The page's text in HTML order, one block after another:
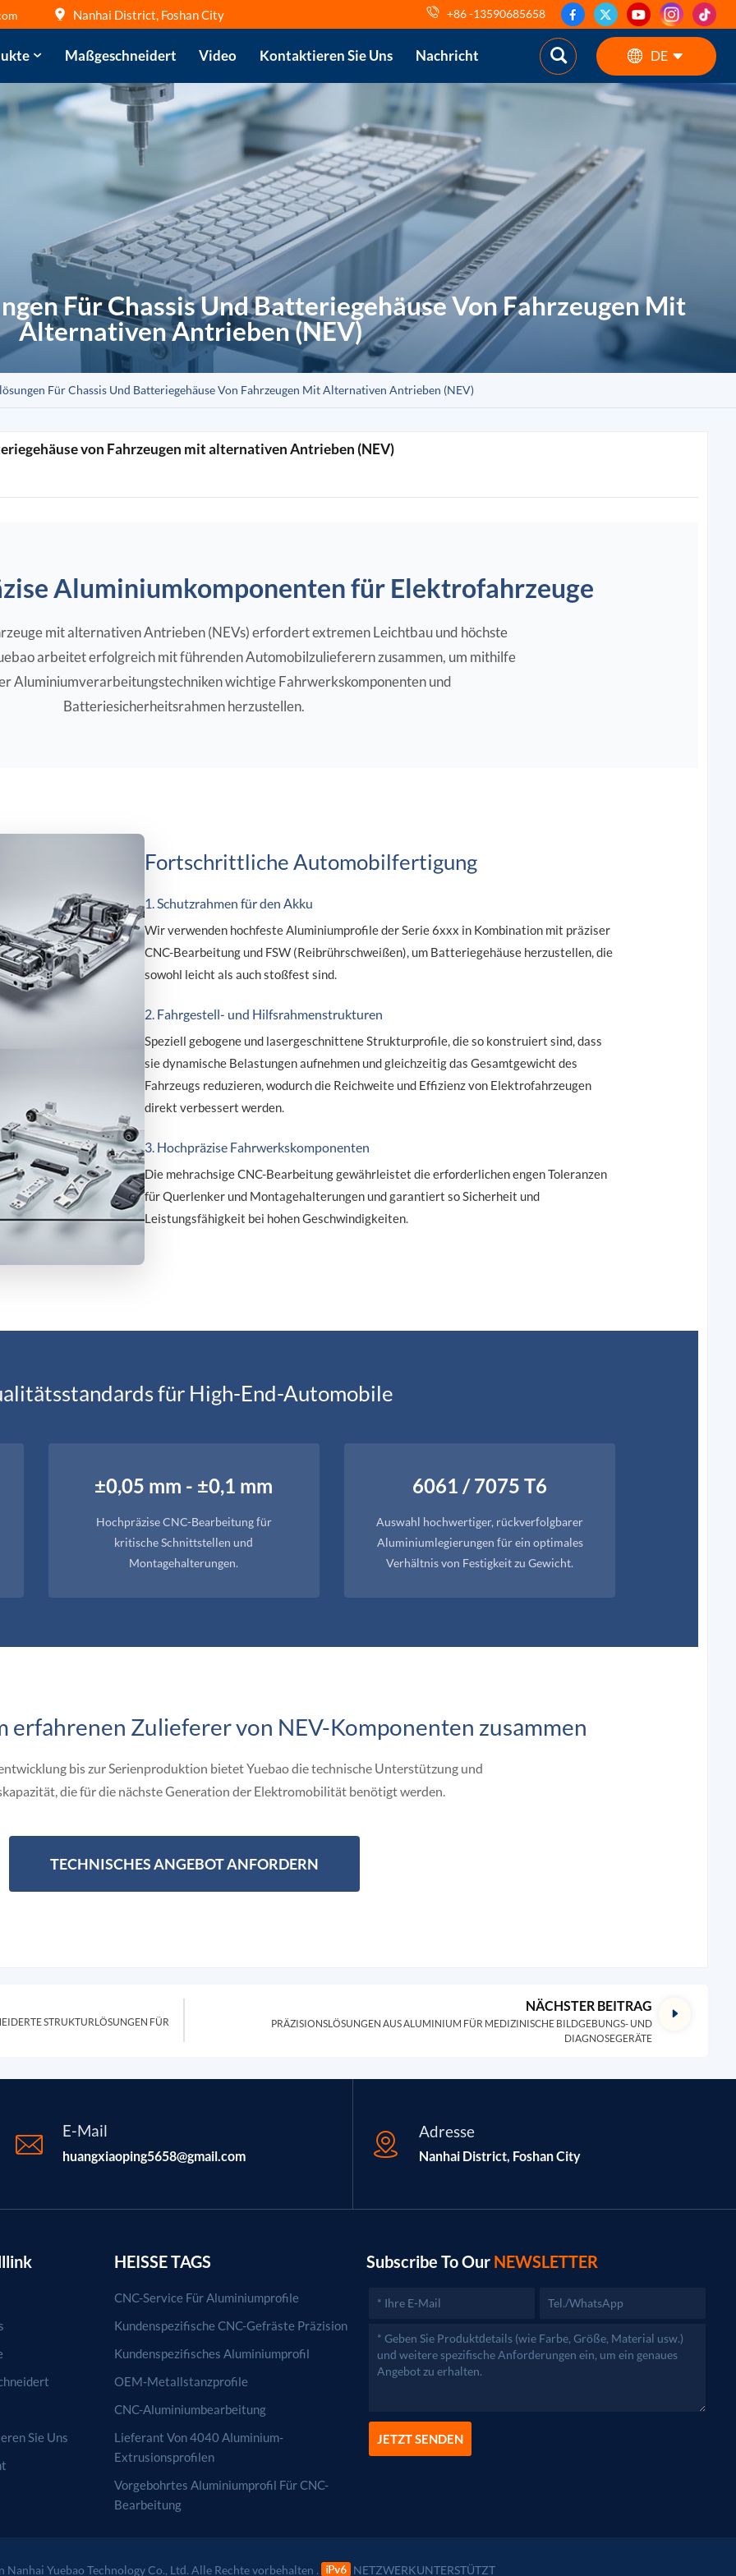
Nanhai District, Foshan City +86 -13590685658
Maßgeschneidert Video Kontaktieren Sie Uns Nachricht DE
English
pt
AR
Für Chassis Und Batteriegehäuse Von Fahrzeugen Mit
Alternativen Antrieben (NEV)
Für Chassis Und Batteriegehäuse Von Fahrzeugen Mit Alternativen Antrieben (NEV)
von Fahrzeugen mit alternativen Antrieben (NEV)
Aluminiumkomponenten für Elektrofahrzeuge
mit alternativen Antrieben (NEVs) erfordert extremen Leichtbau und höchste
arbeitet erfolgreich mit führenden Automobilzulieferern zusammen, um mithilfe
Aluminiumverarbeitungstechniken wichtige Fahrwerkskomponenten und
Batteriesicherheitsrahmen herzustellen.
Fortschrittliche Automobilfertigung
1. Schutzrahmen für den Akku
Wir verwenden hochfeste Aluminiumprofile der Serie 6xxx in Kombination mit präziser
CNC-Bearbeitung und FSW (Reibrührschweißen), um Batteriegehäuse herzustellen, die
sowohl leicht als auch stoßfest sind.
2. Fahrgestell- und Hilfsrahmenstrukturen
Speziell gebogene und lasergeschnittene Strukturprofile, die so konstruiert sind, dass
sie dynamische Belastungen aufnehmen und gleichzeitig das Gesamtgewicht des
Fahrzeugs reduzieren, wodurch die Reichweite und Effizienz von Elektrofahrzeugen
direkt verbessert werden.
3. Hochpräzise Fahrwerkskomponenten
Die mehrachsige CNC-Bearbeitung gewährleistet die erforderlichen engen Toleranzen
für Querlenker und Montagehalterungen und garantiert so Sicherheit und
Leistungsfähigkeit bei hohen Geschwindigkeiten.
für High-End-Automobile
±0,05 mm - ±0,1 mm
Hochpräzise CNC-Bearbeitung für
kritische Schnittstellen und
Montagehalterungen.
6061 / 7075 T6
Auswahl hochwertiger, rückverfolgbarer
Aluminiumlegierungen für ein optimales
Verhältnis von Festigkeit zu Gewicht.
erfahrenen Zulieferer von NEV-Komponenten zusammen
bis zur Serienproduktion bietet Yuebao die technische Unterstützung und
die für die nächste Generation der Elektromobilität benötigt werden.
TECHNISCHES ANGEBOT ANFORDERN
STRUKTURLÖSUNGEN FÜR D
NÄCHSTER BEITRAG
PRÄZISIONSLÖSUNGEN AUS ALUMINIUM FÜR MEDIZINISCHE BILDGEBUNGS- UND
DIAGNOSEGERÄTE
E-Mail
huangxiaoping5658@gmail.com
Adresse
Nanhai District, Foshan City
Sie Uns
HEISSE TAGS
CNC-Service Für Aluminiumprofile
Kundenspezifische CNC-Gefräste Präzision
Kundenspezifisches Aluminiumprofil
OEM-Metallstanzprofile
CNC-Aluminiumbearbeitung
Lieferant Von 4040 Aluminium-
Extrusionsprofilen
Vorgebohrtes Aluminiumprofil Für CNC-
Bearbeitung
Subscribe To Our NEWSLETTER
JETZT SENDEN
Nanhai Yuebao Technology Co., Ltd. Alle Rechte vorbehalten . NETZWERKUNTERSTÜTZT